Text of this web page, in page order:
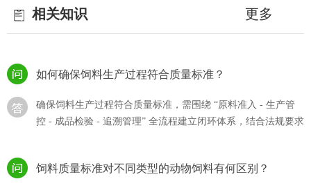
更多
相关知识
猪饲料的选购直接影响生猪生长效率、养殖成本及猪肉产品，
需结合猪的生长阶段、饲料质量标准、自身养殖需求综合判
如何确保饲料生产过程符合质量标准？
确保饲料生产过程符合质量标准，需围绕 “原料准入 - 生产管
控 - 成品检验 - 追溯管理” 全流程建立闭环体系，结合法规要求
饲料质量标准对不同类型的动物饲料有何区别？